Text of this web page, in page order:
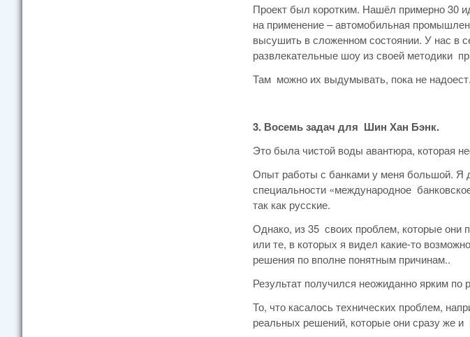
Проект был коротким. Нашёл примерно 30
на применение – автомобильная
высушить в сложенном состоянии. У нас в
развлекательные шоу из своей методики
Там можно их выдумывать, пока не надоест.
3. Восемь задач для Шин Хан Бэнк.
Это была чистой воды авантюра, которая
Опыт работы с банками у меня большой. Я
специальности «международное
так как русские.
Однако, из 35 своих проблем, которые они
или те, в которых я видел какие-то
решения по вполне понятным причинам..
Результат получился неожиданно ярким по
То, что касалось технических проблем,
реальных решений, которые они сразу же и